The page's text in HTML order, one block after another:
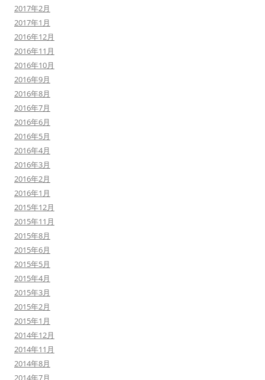
2017年2月
2017年1月
2016年12月
2016年11月
2016年10月
2016年9月
2016年8月
2016年7月
2016年6月
2016年5月
2016年4月
2016年3月
2016年2月
2016年1月
2015年12月
2015年11月
2015年8月
2015年6月
2015年5月
2015年4月
2015年3月
2015年2月
2015年1月
2014年12月
2014年11月
2014年8月
2014年7月